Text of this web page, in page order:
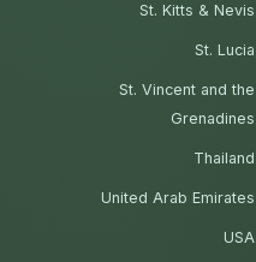
St. Kitts & Nevis
St. Lucia
St. Vincent and the
Grenadines
Thailand
United Arab Emirates
USA